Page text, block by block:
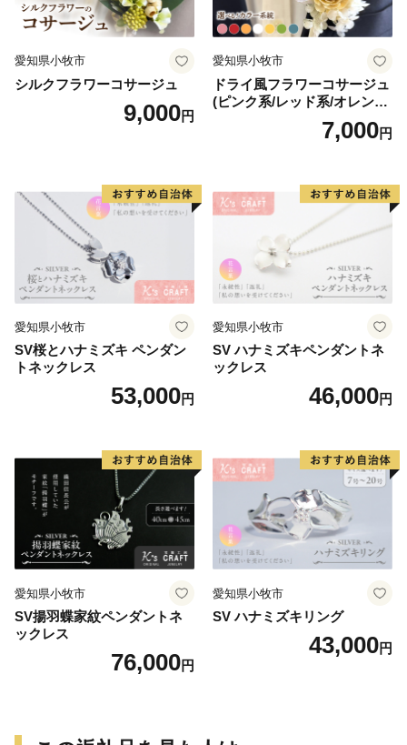
愛知県小牧市
シルクフラワーコサージュ
9,000円
愛知県小牧市
ドライ風フラワーコサージュ
(ピンク系/レッド系/オレンジ
系/ホワイト系/イエロー系/グ
リーン系/ブルー系）7,000円
愛知県小牧市
SV桜とハナミズキ ペンダン
トネックレス
53,000円
愛知県小牧市
SV ハナミズキペンダントネ
ックレス
46,000円
愛知県小牧市
SV揚羽蝶家紋ペンダントネ
ックレス
76,000円
愛知県小牧市
SV ハナミズキリング
43,000円